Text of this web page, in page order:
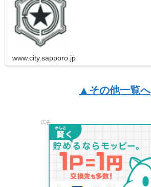
www.city.sapporo.jp
▲その他一覧へ
広告